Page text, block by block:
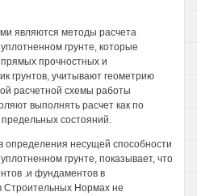
являются методы расчета
грунте, которые
прочностных и
грунтов, учитывают геометрию
расчетной схемы работы
выполнять расчет как по
предельных состояний.
несущей способности
грунте, показывает, что
.и фундаментов в
Строительных Нормах не